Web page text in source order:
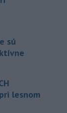
sú
lesnom